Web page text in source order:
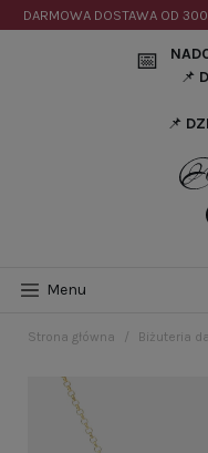
DARMOWA DOSTAWA OD
📅
📌
📌
Menu
Strona główna Biżuteria